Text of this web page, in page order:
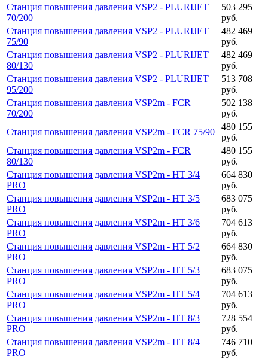
Станция повышения давления VSP2 - PLURIJET
70/200
503 295
руб.
Станция повышения давления VSP2 - PLURIJET
75/90
482 469
руб.
Станция повышения давления VSP2 - PLURIJET
80/130
482 469
руб.
Станция повышения давления VSP2 - PLURIJET
95/200
513 708
руб.
Станция повышения давления VSP2m - FCR
70/200
502 138
руб.
Станция повышения давления VSP2m - FCR 75/90
480 155
руб.
Станция повышения давления VSP2m - FCR
80/130
480 155
руб.
Станция повышения давления VSP2m - HT 3/4
PRO
664 830
руб.
Станция повышения давления VSP2m - HT 3/5
PRO
683 075
руб.
Станция повышения давления VSP2m - HT 3/6
PRO
704 613
руб.
Станция повышения давления VSP2m - HT 5/2
PRO
664 830
руб.
Станция повышения давления VSP2m - HT 5/3
PRO
683 075
руб.
Станция повышения давления VSP2m - HT 5/4
PRO
704 613
руб.
Станция повышения давления VSP2m - HT 8/3
PRO
728 554
руб.
Станция повышения давления VSP2m - HT 8/4
PRO
746 710
руб.